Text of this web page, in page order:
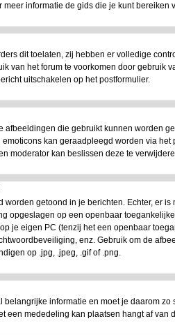
meer informatie de gids die je kunt bereiken
dit toelaten, zij hebben er volledige
van het forum te voorkomen door gebruik
uitschakelen op het postformulier.
afbeeldingen die gebruikt kunnen worden
kan geraadpleegd worden via
moderator kan beslissen deze te
getoond in je berichten. Echter, er
opgeslagen op een openbaar
je eigen PC (tenzij het een openbaar
enz. Gebruik om de
op .jpg, .jpeg, .gif of .png.
belangrijke informatie en moet je daarom
een mededeling kan plaatsen hangt af